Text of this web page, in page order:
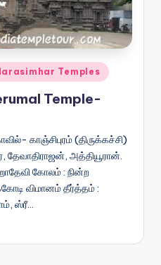
Temples
Temple-
காஞ்சிபுரம் (திருக்கச்சி)
தேவாதிராஜன், அத்தியூரான்.
கோலம் : நின்ற
விமானம் தீர்த்தம் :
ஸ்ரீ…